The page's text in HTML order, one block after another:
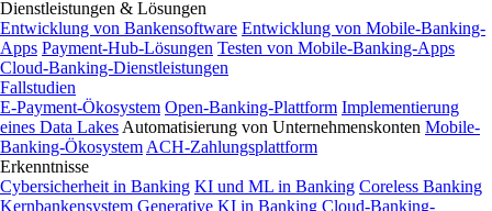
Dienstleistungen & Lösungen
Entwicklung von Bankensoftware Entwicklung von Mobile-Banking-
Apps Payment-Hub-Lösungen Testen von Mobile-Banking-Apps
Cloud-Banking-Dienstleistungen
Fallstudien
E-Payment-Ökosystem Open-Banking-Plattform Implementierung
eines Data Lakes Automatisierung von Unternehmenskonten Mobile-
Banking-Ökosystem ACH-Zahlungsplattform
Erkenntnisse
Cybersicherheit in Banking KI und ML in Banking Coreless Banking
Kernbankensystem Generative KI in Banking Cloud-Banking-